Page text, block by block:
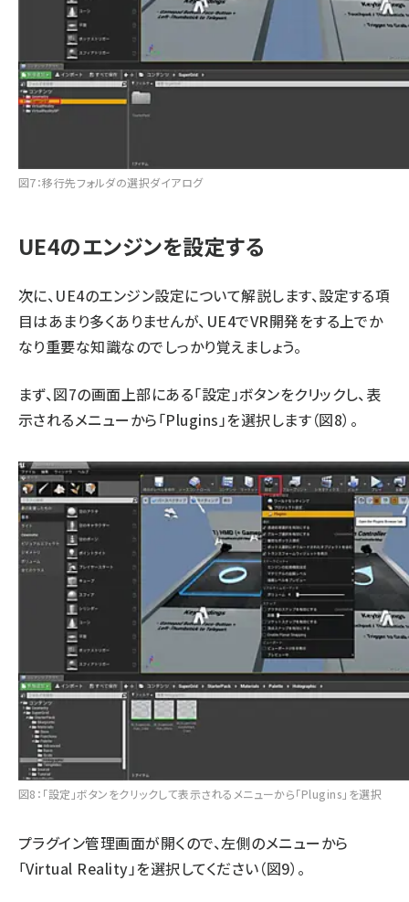
図7：移行先フォルダの選択ダイアログ
UE4のエンジンを設定する
次に、UE4のエンジン設定について解説します、設定する項
目はあまり多くありませんが、UE4でVR開発をする上でか
なり重要な知識なのでしっかり覚えましょう。
まず、図7の画面上部にある「設定」ボタンをクリックし、表
示されるメニューから「Plugins」を選択します（図8）。
図8：「設定」ボタンをクリックして表示されるメニューから「Plugins」を選択
プラグイン管理画面が開くので、左側のメニューから
「Virtual Reality」を選択してください（図9）。